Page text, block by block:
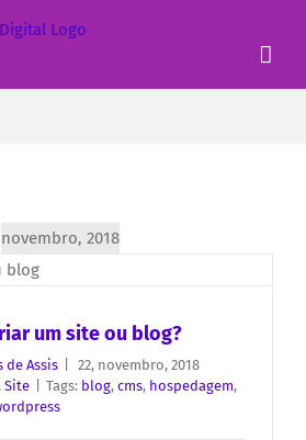
novembro, 2018
um site ou blog?
de Assis
22, novembro, 2018
Site Tags: blog, cms, hospedagem,